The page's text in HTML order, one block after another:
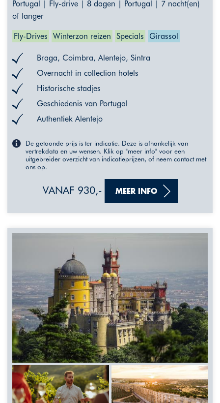
Portugal | Fly-drive | 8 dagen | Portugal | 7 nacht(en)
of langer
Fly-Drives Winterzon reizen Specials Girassol
Braga, Coimbra, Alentejo, Sintra
Overnacht in collection hotels
Historische stadjes
Geschiedenis van Portugal
Authentiek Alentejo
De getoonde prijs is ter indicatie. Deze is afhankelijk van
vertrekdata en uw wensen. Klik op "meer info" voor een
uitgebreider overzicht van indicatieprijzen, of neem contact met
ons op.
VANAF 930,- MEER INFO